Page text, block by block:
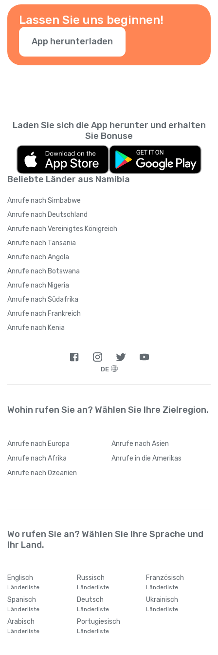
Lassen Sie uns beginnen!
App herunterladen
Beliebte Länder aus Namibia
Anrufe nach Simbabwe
Anrufe nach Deutschland
Anrufe nach Vereinigtes Königreich
Anrufe nach Tansania
Anrufe nach Angola
Anrufe nach Botswana
Anrufe nach Nigeria
Anrufe nach Südafrika
Anrufe nach Frankreich
Anrufe nach Kenia
Laden Sie sich die App herunter und erhalten
Sie Bonuse
DE
Wohin rufen Sie an? Wählen Sie Ihre Zielregion.
Anrufe nach Europa Anrufe nach Asien
Anrufe nach Afrika Anrufe in die Amerikas
Anrufe nach Ozeanien
Wo rufen Sie an? Wählen Sie Ihre Sprache und
Ihr Land.
Englisch
Länderliste
Russisch
Länderliste
Französisch
Länderliste
Spanisch
Länderliste
Deutsch
Länderliste
Ukrainisch
Länderliste
Arabisch
Länderliste
Portugiesisch
Länderliste